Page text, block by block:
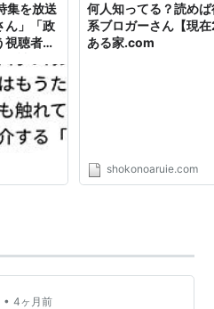
集を放送
ん」「政
視聴者の
何人知ってる？読め
系ブロガーさん【現
ある家.com
shokonoaruie.com
• 4ヶ月前